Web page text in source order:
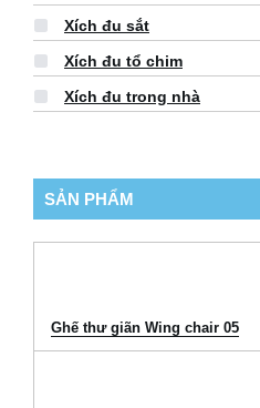
Xích đu sắt
Xích đu tổ chim
Xích đu trong nhà
SẢN PHẨM
Ghế thư giãn Wing chair 05